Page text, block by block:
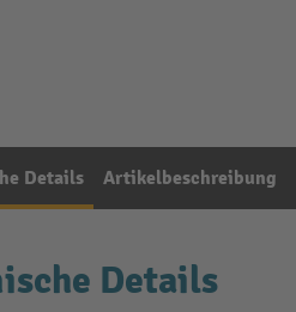
Details Artikelbeschreibung
Details